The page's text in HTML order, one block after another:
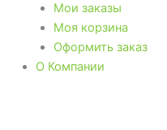
Мои заказы
Моя корзина
Оформить заказ
О Компании